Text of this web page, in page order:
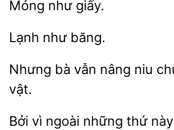
Nhưng vẫn nâng niu
vật.
Bởi vì ngoài những